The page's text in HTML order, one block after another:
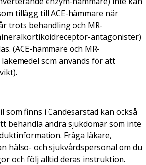
tillägg till ACE-hämmare när
trots behandling och MR-
antagonister)
(ACE-hämmare och MR-
som används för att
som finns i Candesarstad kan också
behandla andra sjukdomar som inte
Fråga läkare,
hälso- och sjukvårdspersonal om du
och följ alltid deras instruktion.